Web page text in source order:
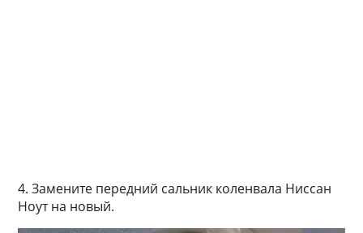
4. Замените передний сальник коленвала Ниссан
Ноут на новый.